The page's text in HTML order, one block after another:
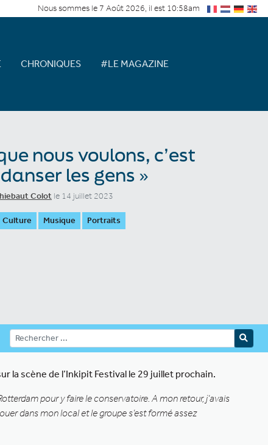
Nous sommes le 7 Août 2026, il est 10:58am
CHRONIQUES #LE MAGAZINE
nous voulons, c’est
les gens »
Colot le 14 juillet 2023
Culture Musique Portraits
scène de l’Inkipit Festival le 29 juillet prochain.
pour y faire le conservatoire. A mon retour, j’avais
dans mon local et le groupe s’est formé assez